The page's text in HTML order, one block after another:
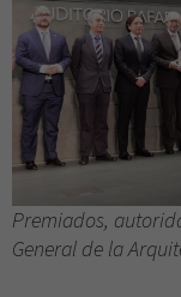
Premiados,
General de la